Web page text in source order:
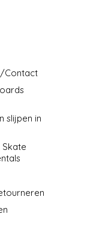
Contact
slijpen in
Skate